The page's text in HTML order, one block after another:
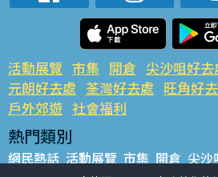
活動展覽 市集 開倉 尖沙咀好去
元朗好去處 荃灣好去處 旺角好
戶外郊遊 社會福利
熱門類別
網民熱話 活動展覽 市集 開倉 尖沙